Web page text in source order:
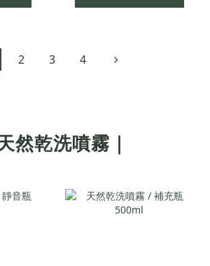
2 3 4
然乾洗噴霧｜